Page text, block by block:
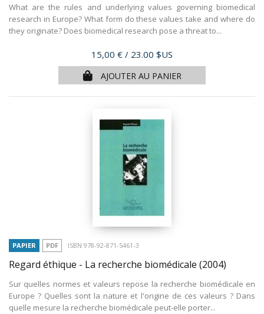
What are the rules and underlying values governing biomedical
research in Europe? What form do these values take and where do
they originate? Does biomedical research pose a threat to...
Prix
15,00 € / 23.00 $US
AJOUTER AU PANIER
PAPIER PDF ISBN 978-92-871-5461-3
Regard éthique - La recherche biomédicale (2004)
Sur quelles normes et valeurs repose la recherche biomédicale en
Europe ? Quelles sont la nature et l'origine de ces valeurs ? Dans
quelle mesure la recherche biomédicale peut-elle porter...